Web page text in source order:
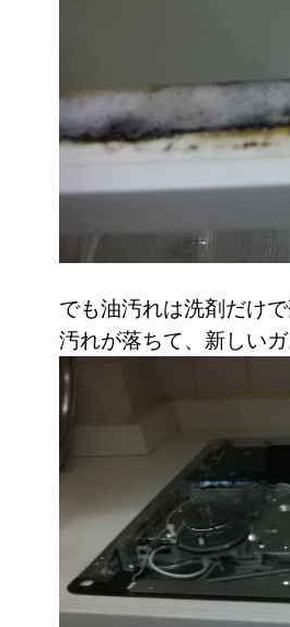
でも油汚れは洗剤だけ
汚れが落ちて、新しい